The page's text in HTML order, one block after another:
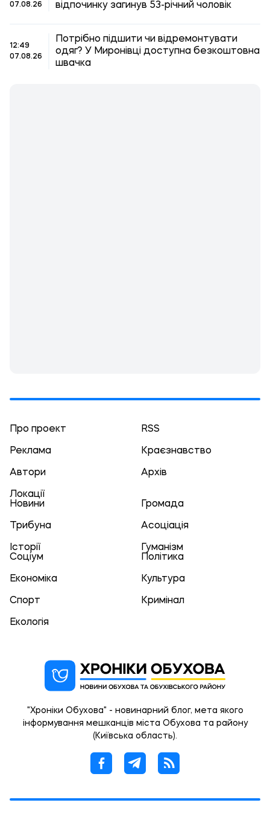
07.08.26
відпочинку загинув 53-річний чоловік
12:49
07.08.26
Потрібно підшити чи відремонтувати
одяг? У Миронівці доступна безкоштовна
швачка
Про проект RSS
Реклама Краєзнавство
Автори Архів
Локації
Новини
Громада
Трибуна Асоціація
Історії
Гуманізм
Соціум
Політика
Економіка Культура
Спорт Кримінал
Екологія
"Хроніки Обухова" - новинарний блог, мета якого
інформування мешканців міста Обухова та району
(Київська область).